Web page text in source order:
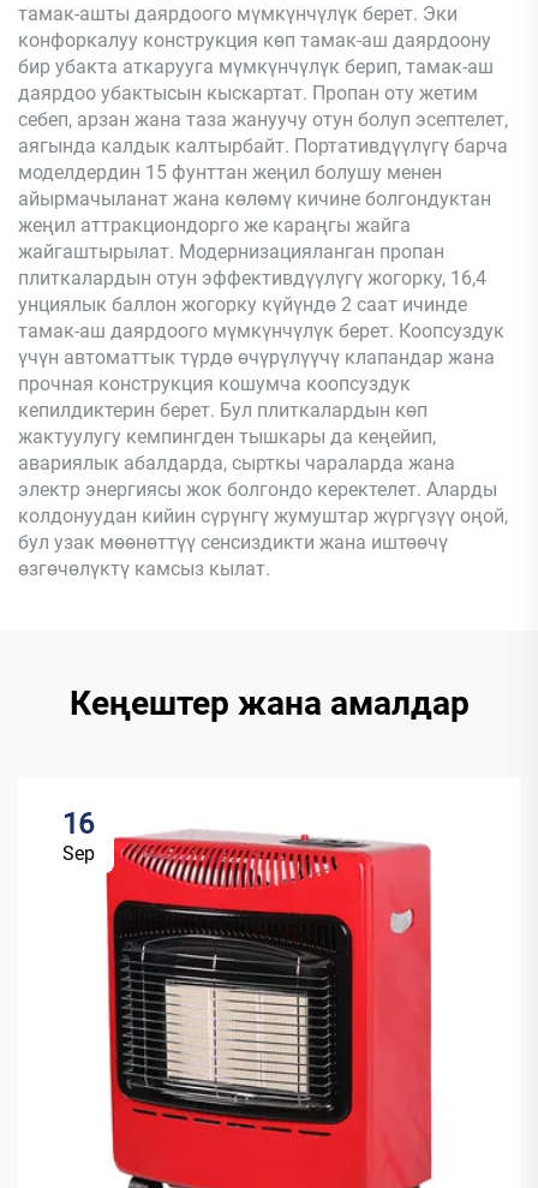
тамак-ашты даярдоого мүмкүнчүлүк берет. Эки
конфоркалуу конструкция көп тамак-аш даярдоону
бир убакта аткарууга мүмкүнчүлүк берип, тамак-аш
даярдоо убактысын кыскартат. Пропан оту жетим
себеп, арзан жана таза жануучу отун болуп эсептелет,
аягында калдык калтырбайт. Портативдүүлүгү барча
моделдердин 15 фунттан жеңил болушу менен
айырмачыланат жана көлөмү кичине болгондуктан
жеңил аттракциондорго же караңгы жайга
жайгаштырылат. Модернизацияланган пропан
плиткалардын отун эффективдүүлүгү жогорку, 16,4
унциялык баллон жогорку күйүндө 2 саат ичинде
тамак-аш даярдоого мүмкүнчүлүк берет. Коопсуздук
үчүн автоматтык түрдө өчүрүлүүчү клапандар жана
прочная конструкция кошумча коопсуздук
кепилдиктерин берет. Бул плиткалардын көп
жактуулугу кемпингден тышкары да кеңейип,
авариялык абалдарда, сырткы чараларда жана
электр энергиясы жок болгондо керектелет. Аларды
колдонуудан кийин сүрүнгү жумуштар жүргүзүү оңой,
бул узак мөөнөттүү сенсиздикти жана иштөөчү
өзгөчөлүктү камсыз кылат.
Кеңештер жана амалдар
16
Sep